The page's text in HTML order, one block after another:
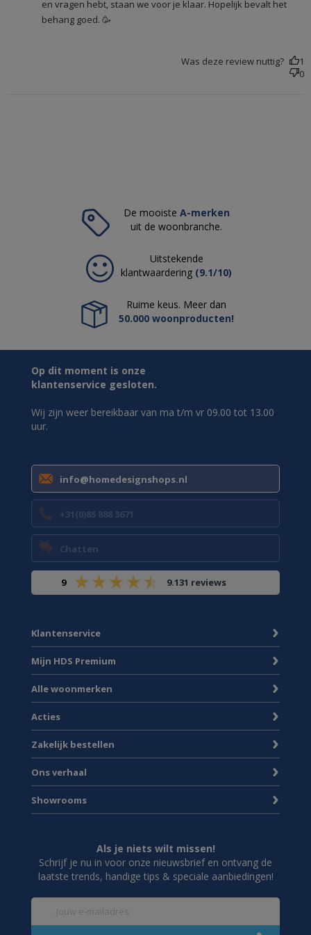
Hoe ga ik om met lijmvlekken/resten?
Hoe moet ik mijn wanden voorbehandelen?
en vragen hebt, staan we voor je klaar. Hopelijk bevalt het
behang goed. 🥳
Was deze review nuttig?
1
0
De mooiste A-merken
uit de woonbranche.
Uitstekende
klantwaardering (9.1/10)
Ruime keus. Meer dan
50.000 woonproducten!
Op dit moment is onze
klantenservice gesloten.
Wij zijn weer bereikbaar van ma t/m vr 09.00 tot 13.00
uur.
info@homedesignshops.nl
+31(0)85 888 3671
Chatten
9 9.131 reviews
Klantenservice
Mijn HDS Premium
Alle woonmerken
Acties
Zakelijk bestellen
Ons verhaal
Showrooms
Als je niets wilt missen!
Schrijf je nu in voor onze nieuwsbrief en ontvang de
laatste trends, handige tips & speciale aanbiedingen!